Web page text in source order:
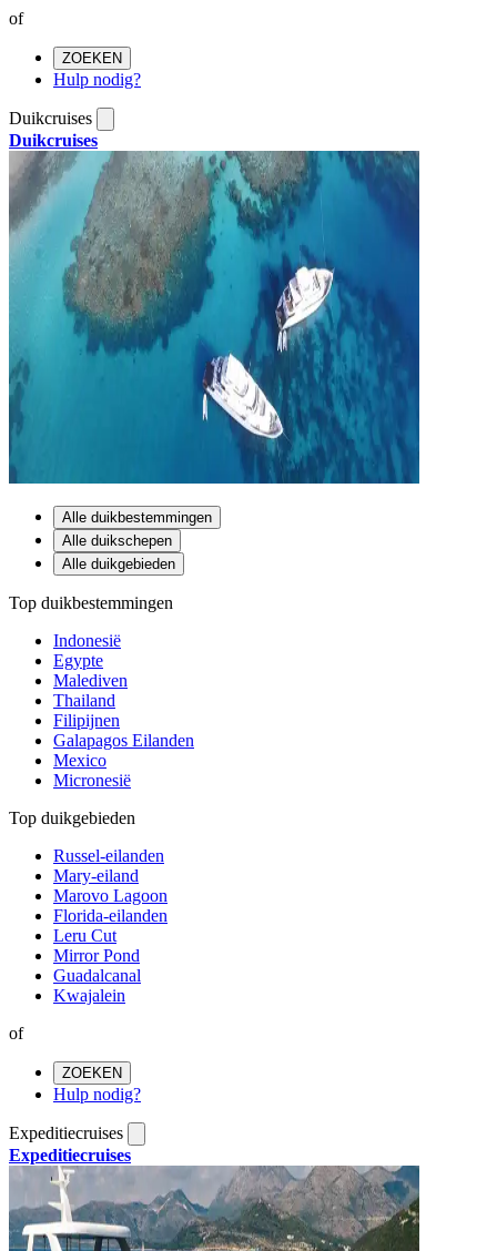
of
ZOEKEN
Hulp nodig?
Duikcruises
Duikcruises
Alle duikbestemmingen
Alle duikschepen
Alle duikgebieden
Top duikbestemmingen
Indonesië
Egypte
Malediven
Thailand
Filipijnen
Galapagos Eilanden
Mexico
Micronesië
Top duikgebieden
Russel-eilanden
Mary-eiland
Marovo Lagoon
Florida-eilanden
Leru Cut
Mirror Pond
Guadalcanal
Kwajalein
of
ZOEKEN
Hulp nodig?
Expeditiecruises
Expeditiecruises